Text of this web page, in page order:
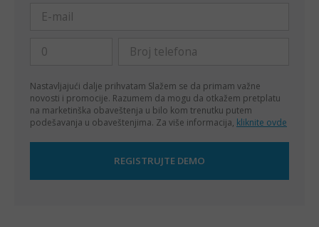
Nastavljajući dalje prihvatam Slažem se da primam važne
novosti i promocije. Razumem da mogu da otkažem pretplatu
na marketinška obaveštenja u bilo kom trenutku putem
podešavanja u obaveštenjima. Za više informacija, kliknite ovde